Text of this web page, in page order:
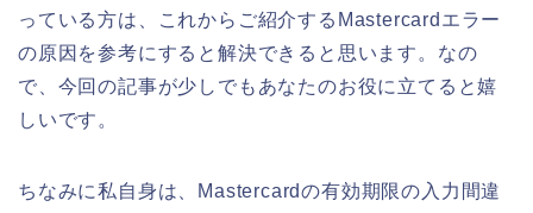
っている方は、これからご紹介するMastercardエラー
の原因を参考にすると解決できると思います。なの
で、今回の記事が少しでもあなたのお役に立てると嬉
しいです。
ちなみに私自身は、Mastercardの有効期限の入力間違